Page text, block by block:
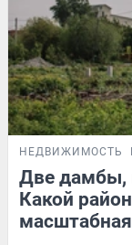
НЕДВИЖИМОСТЬ
Две дамбы,
Какой